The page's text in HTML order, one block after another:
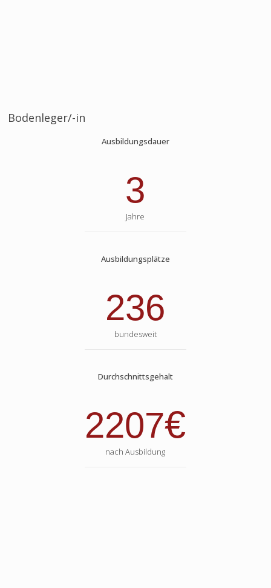
Bodenleger/-in
Ausbildungsdauer
3
Jahre
Ausbildungsplätze
236
bundesweit
Durchschnittsgehalt
2207€
nach Ausbildung